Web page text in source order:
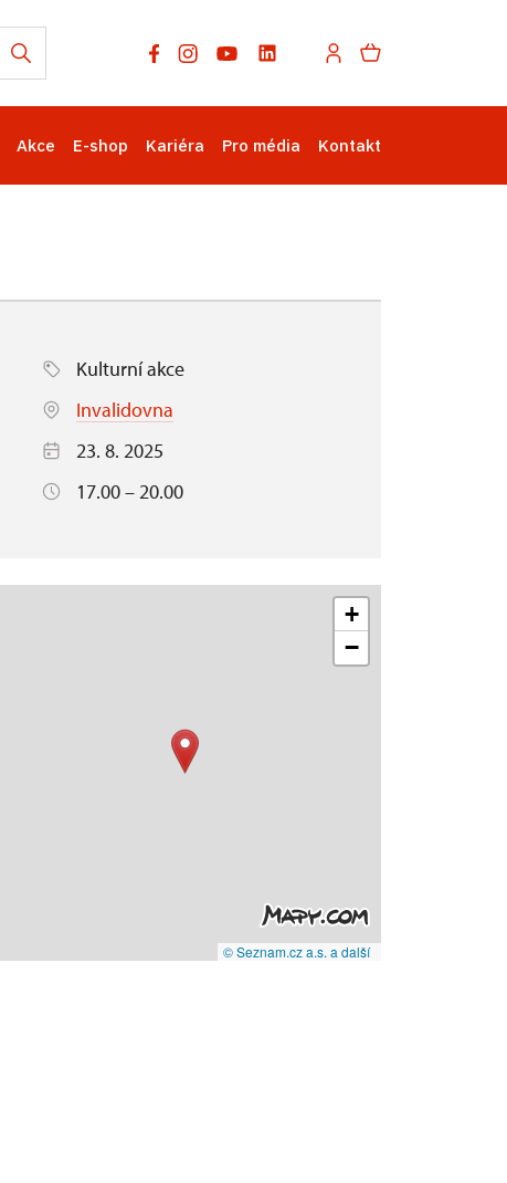
Akce E-shop Kariéra Pro média Kontakt
Kulturní akce
Invalidovna
23. 8. 2025
17.00 – 20.00
+
−
© Seznam.cz a.s. a další